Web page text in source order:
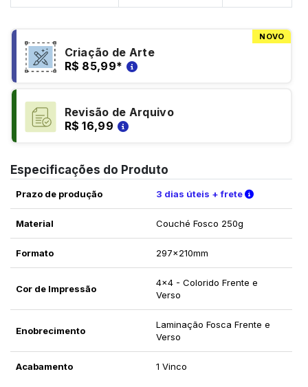
NOVO
Criação de Arte
R$ 85,99*
Revisão de Arquivo
R$ 16,99
Especificações do Produto
Prazo de produção 3 dias úteis + frete Verifique
Material Couché Fosco 250g
Formato 297x210mm
Cor de Impressão
4x4 - Colorido Frente e
Verso
Enobrecimento
Laminação Fosca Frente e
Verso
Acabamento 1 Vinco